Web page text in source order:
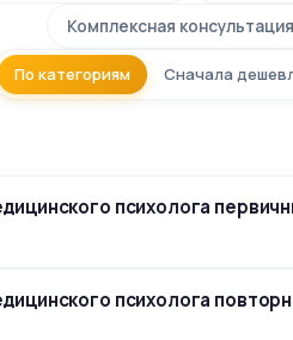
Комплексная консультация
По категориям Сначала
психолога
психолога